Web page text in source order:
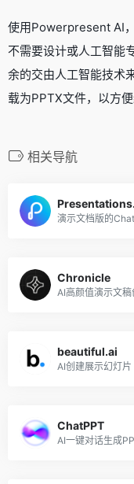
使用Powerpresent AI
不需要设计或人工智能
余的交由人工智能技术
载为PPTX文件，以方便
相关导航
演示文档版的
Chronicle
AI高颜值演示文稿
beautiful.ai
AI创建展示幻灯片
ChatPPT
AI一键对话生成